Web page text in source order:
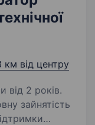
км від центру
від 2 років.